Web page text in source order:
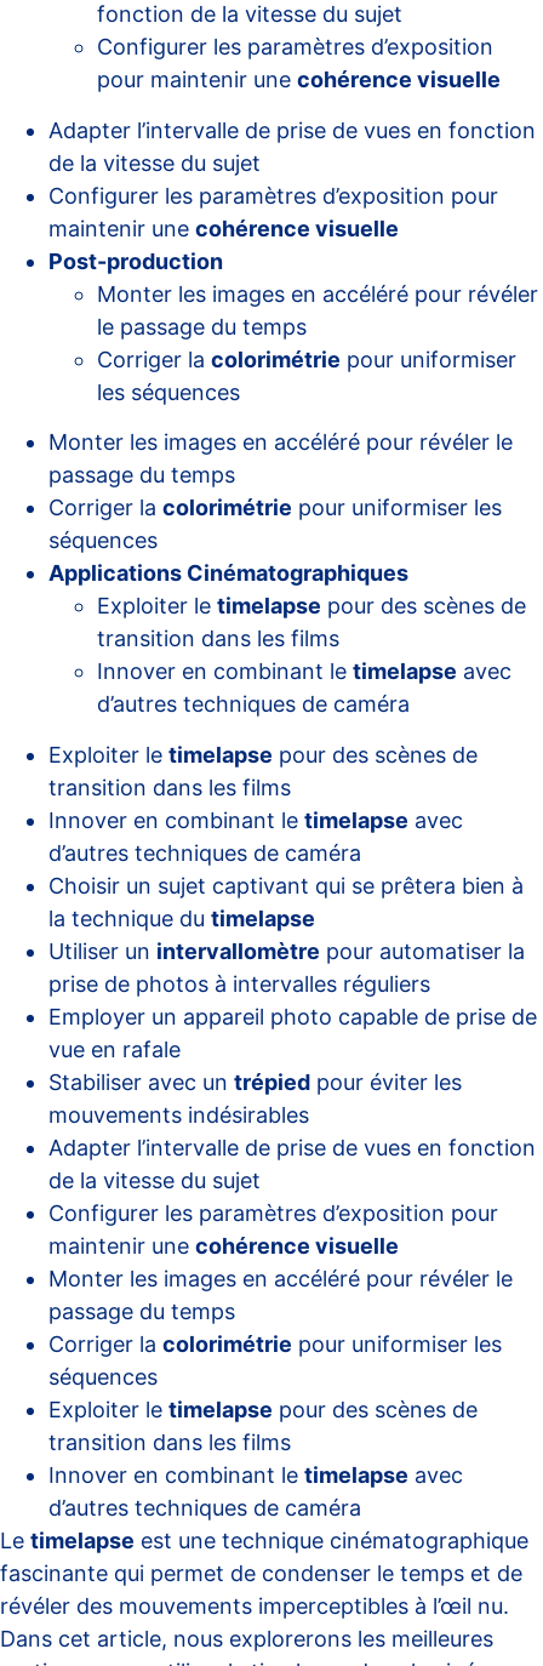
fonction de la vitesse du sujet
Configurer les paramètres d’exposition
pour maintenir une cohérence visuelle
Adapter l’intervalle de prise de vues en fonction
de la vitesse du sujet
Configurer les paramètres d’exposition pour
maintenir une cohérence visuelle
Post-production
Monter les images en accéléré pour révéler
le passage du temps
Corriger la colorimétrie pour uniformiser
les séquences
Monter les images en accéléré pour révéler le
passage du temps
Corriger la colorimétrie pour uniformiser les
séquences
Applications Cinématographiques
Exploiter le timelapse pour des scènes de
transition dans les films
Innover en combinant le timelapse avec
d’autres techniques de caméra
Exploiter le timelapse pour des scènes de
transition dans les films
Innover en combinant le timelapse avec
d’autres techniques de caméra
Choisir un sujet captivant qui se prêtera bien à
la technique du timelapse
Utiliser un intervallomètre pour automatiser la
prise de photos à intervalles réguliers
Employer un appareil photo capable de prise de
vue en rafale
Stabiliser avec un trépied pour éviter les
mouvements indésirables
Adapter l’intervalle de prise de vues en fonction
de la vitesse du sujet
Configurer les paramètres d’exposition pour
maintenir une cohérence visuelle
Monter les images en accéléré pour révéler le
passage du temps
Corriger la colorimétrie pour uniformiser les
séquences
Exploiter le timelapse pour des scènes de
transition dans les films
Innover en combinant le timelapse avec
d’autres techniques de caméra
Le timelapse est une technique cinématographique
fascinante qui permet de condenser le temps et de
révéler des mouvements imperceptibles à l’œil nu.
Dans cet article, nous explorerons les meilleures